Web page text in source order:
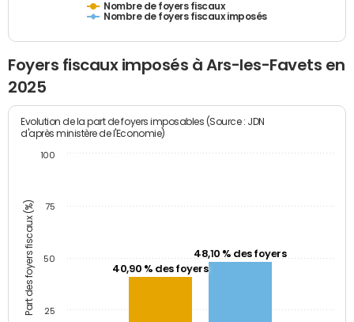
Nombre de foyers fiscaux
Nombre de foyers fiscaux imposés
Foyers fiscaux imposés à Ars-les-Favets en
2025
Part des foyers fiscaux (%)
Evolution de la part de foyers imposables (Source : JDN
d'après ministère de l'Economie)
40,90 % des foyers
48,10 % des foyers
25
50
75
100